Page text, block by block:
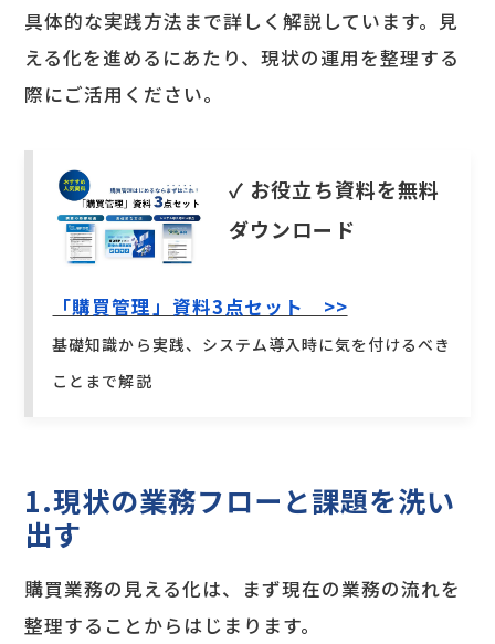
具体的な実践方法まで詳しく解説しています。見
える化を進めるにあたり、現状の運用を整理する
際にご活用ください。
✓ お役立ち資料を無料
ダウンロード
「購買管理」資料3点セット >>
基礎知識から実践、システム導入時に気を付けるべき
ことまで解説
1.現状の業務フローと課題を洗い
出す
購買業務の見える化は、まず現在の業務の流れを
整理することからはじまります。